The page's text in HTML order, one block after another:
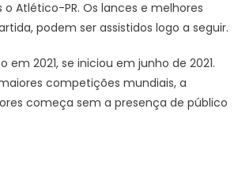
Atlético-PR. Os lances e melhores
podem ser assistidos logo a seguir.
em 2021, se iniciou em junho de 2021.
competições mundiais, a
começa sem a presença de público